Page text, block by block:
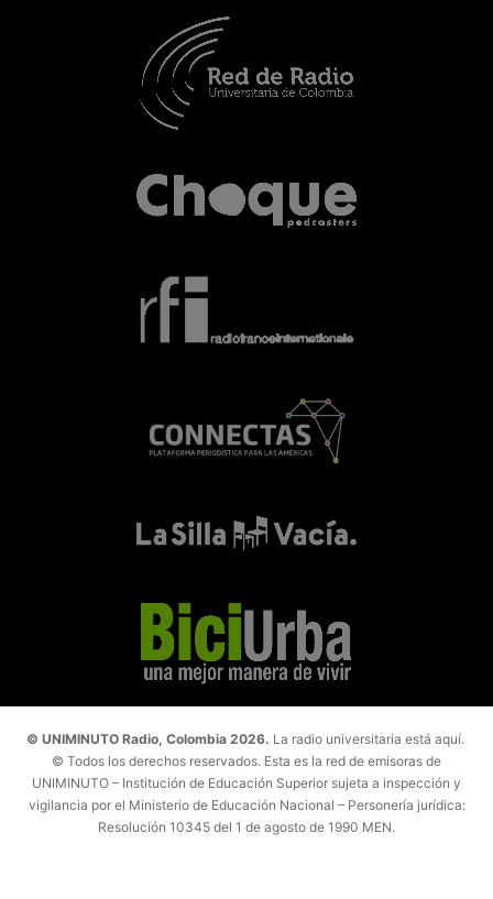
© UNIMINUTO Radio, Colombia 2026. La radio universitaria está aquí.
© Todos los derechos reservados. Esta es la red de emisoras de
UNIMINUTO – Institución de Educación Superior sujeta a inspección y
vigilancia por el Ministerio de Educación Nacional – Personería jurídica:
Resolución 10345 del 1 de agosto de 1990 MEN.